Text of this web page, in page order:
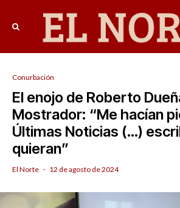
Conurbación
El enojo de Roberto
Mostrador: “Me hacían
Últimas Noticias (…)
quieran”
El Norte · 12 de agosto de 2024